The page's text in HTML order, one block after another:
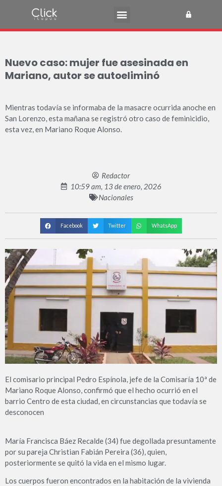
Nuevo caso: mujer fue asesinada en
Mariano, autor se autoeliminó
Mientras todavía se informaba de la masacre ocurrida anoche en
San Lorenzo, esta mañana se registró otro caso de feminicidio,
esta vez, en Mariano Roque Alonso.
Redactor
10:59 am, 13 de enero, 2026
Nacionales
Facebook Twitter WhatsApp
El comisario principal Pedro Espínola, jefe de la Comisaría 10ª de
Mariano Roque Alonso, confirmó que el hecho ocurrió en el
barrio Centro de esta ciudad, en circunstancias que todavía se
desconocen
María Francisca Báez Recalde (34) fue degollada presuntamente
por su pareja Christian Fabián Pereira (36), quien,
posteriormente se quitó la vida en el mismo lugar.
Los cuerpos fueron encontrados en la habitación de la vivienda